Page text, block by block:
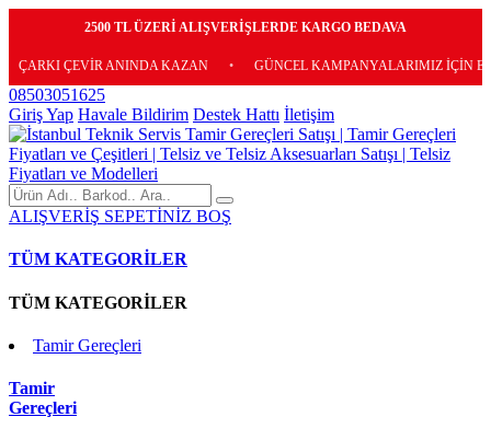
2500 TL ÜZERİ ALIŞVERİŞLERDE KARGO BEDAVA
ANINDA KAZAN • GÜNCEL KAMPANYALARIMIZ İÇİN E-
08503051625
Giriş Yap Havale Bildirim Destek Hattı İletişim
ALIŞVERİŞ SEPETİNİZ BOŞ
TÜM KATEGORİLER
TÜM KATEGORİLER
Tamir Gereçleri
Tamir
Gereçleri